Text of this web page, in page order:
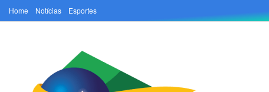
Home Notícias Esportes